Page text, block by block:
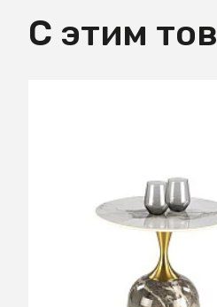
С этим
(белый мрамор/серый
золотой)
В КОРЗИНУ